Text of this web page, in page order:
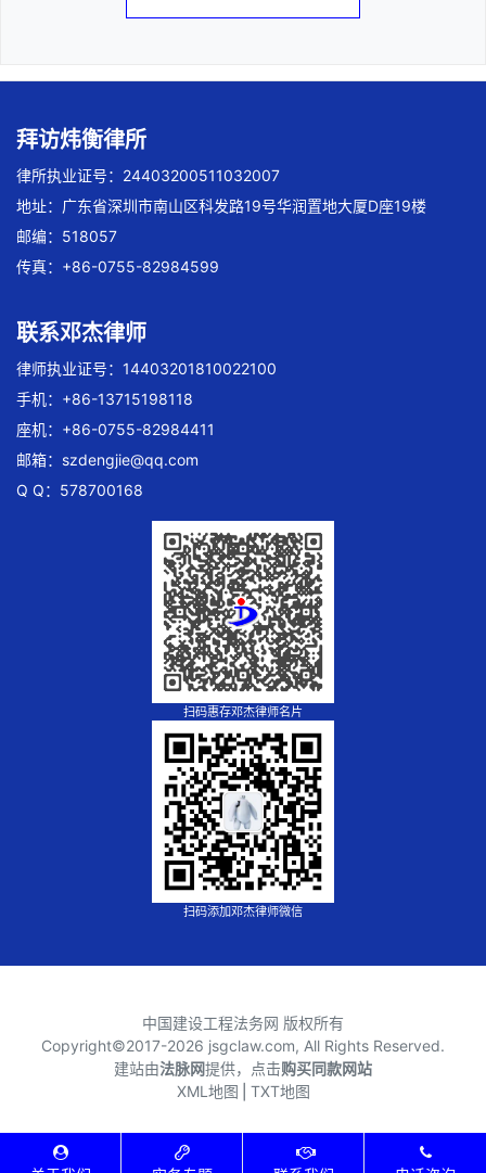
拜访炜衡律所
律所执业证号：24403200511032007
地址：广东省深圳市南山区科发路19号华润置地大厦D座19楼
邮编：518057
传真：+86-0755-82984599
联系邓杰律师
律师执业证号：14403201810022100
手机：+86-13715198118
座机：+86-0755-82984411
邮箱： szdengjie@qq.com
Q Q：578700168
扫码惠存邓杰律师名片
扫码添加邓杰律师微信
中国建设工程法务网 版权所有
Copyright©2017-2026 jsgclaw.com, All Rights Reserved.
建站由法脉网提供，点击购买同款网站
XML地图 TXT地图